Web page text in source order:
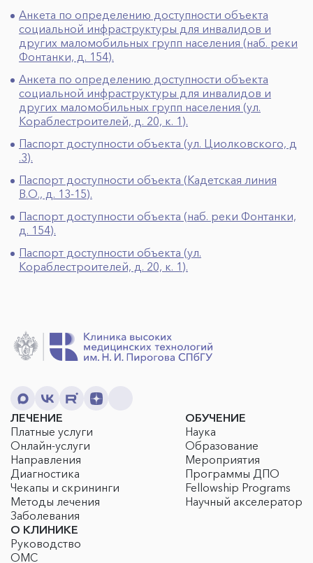
Анкета по определению доступности объекта
социальной инфраструктуры для инвалидов и
других маломобильных групп населения (наб. реки
Фонтанки, д. 154).
Анкета по определению доступности объекта
социальной инфраструктуры для инвалидов и
других маломобильных групп населения (ул.
Кораблестроителей, д. 20, к. 1).
Паспорт доступности объекта (ул. Циолковского, д
.3).
Паспорт доступности объекта (Кадетская линия
В.О., д. 13-15).
Паспорт доступности объекта (наб. реки Фонтанки,
д. 154).
Паспорт доступности объекта (ул.
Кораблестроителей, д. 20, к. 1).
ЛЕЧЕНИЕ
Платные услуги
Онлайн-услуги
Направления
Диагностика
Чекапы и скрининги
Методы лечения
Заболевания
ОБУЧЕНИЕ
Наука
Образование
Мероприятия
Программы ДПО
Fellowship Programs
Научный акселератор
О КЛИНИКЕ
Руководство
ОМС